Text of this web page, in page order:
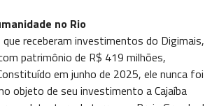
no Rio
receberam investimentos do Digimais,
patrimônio de R$ 419 milhões,
em junho de 2025, ele nunca foi
objeto de seu investimento a Cajaíba